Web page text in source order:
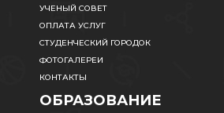
УЧЕНЫЙ СОВЕТ
ОПЛАТА УСЛУГ
СТУДЕНЧЕСКИЙ ГОРОДОК
ФОТОГАЛЕРЕИ
КОНТАКТЫ
ОБРАЗОВАНИЕ